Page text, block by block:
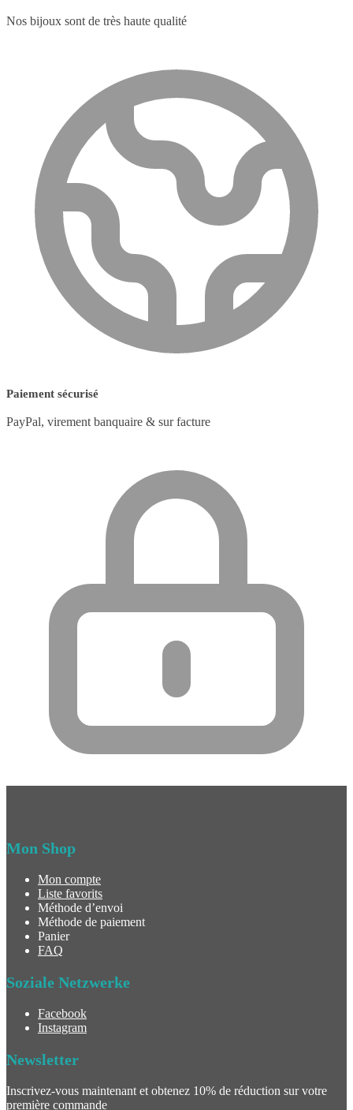
Nos bijoux sont de très haute qualité
Paiement sécurisé
PayPal, virement banquaire & sur facture
Mon Shop
Mon compte
Liste favorits
Méthode d’envoi
Méthode de paiement
Panier
FAQ
Soziale Netzwerke
Facebook
Instagram
Newsletter
Inscrivez-vous maintenant et obtenez 10% de réduction sur votre
première commande